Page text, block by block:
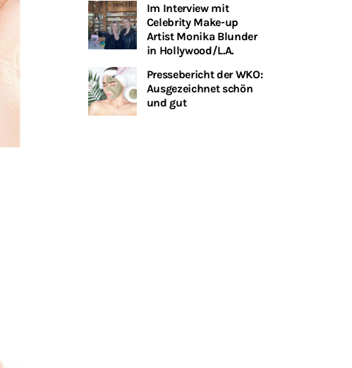
Im Interview mit
Celebrity Make-up
Artist Monika Blunder
in Hollywood/L.A.
Pressebericht der WKO:
Ausgezeichnet schön
und gut